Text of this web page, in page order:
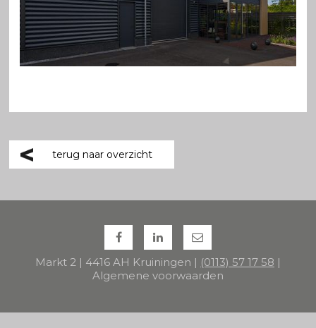
terug naar overzicht
Markt 2 | 4416 AH Kruiningen | (0113) 57 17 58 |
Algemene voorwaarden